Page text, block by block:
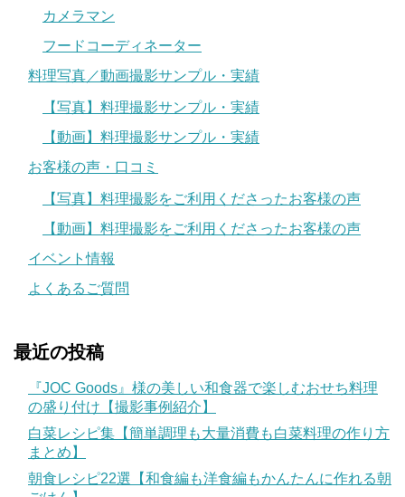
カメラマン
フードコーディネーター
料理写真／動画撮影サンプル・実績
【写真】料理撮影サンプル・実績
【動画】料理撮影サンプル・実績
お客様の声・口コミ
【写真】料理撮影をご利用くださったお客様の声
【動画】料理撮影をご利用くださったお客様の声
イベント情報
よくあるご質問
最近の投稿
『JOC Goods』様の美しい和食器で楽しむおせち料理
の盛り付け【撮影事例紹介】
白菜レシピ集【簡単調理も大量消費も白菜料理の作り方
まとめ】
朝食レシピ22選【和食編も洋食編もかんたんに作れる朝